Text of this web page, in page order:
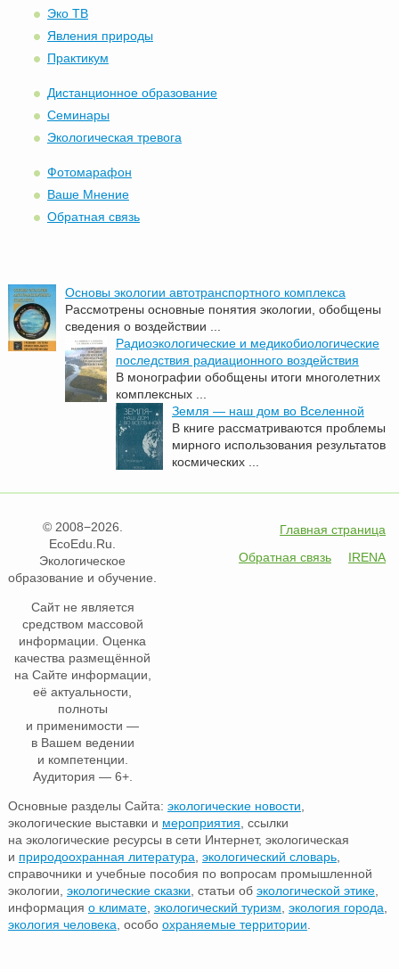
Эко ТВ
Явления природы
Практикум
Дистанционное образование
Семинары
Экологическая тревога
Фотомарафон
Ваше Мнение
Обратная связь
Основы экологии автотранспортного комплекса
Рассмотрены основные понятия экологии, обобщены
сведения о воздействии ...
Радиоэкологические и медикобиологические
последствия радиационного воздействия
В монографии обобщены итоги многолетних
комплексных ...
Земля — наш дом во Вселенной
В книге рассматриваются проблемы
мирного использования результатов
космических ...
© 2008−2026.
EcoEdu.Ru.
Экологическое
образование и обучение.
Сайт не является
средством массовой
информации. Оценка
качества размещённой
на Сайте информации,
её актуальности,
полноты
и применимости —
в Вашем ведении
и компетенции.
Аудитория — 6+.
Главная страница
Обратная связь
IRENA
Основные разделы Сайта: экологические новости,
экологические выставки и мероприятия, ссылки
на экологические ресурсы в сети Интернет, экологическая
и природоохранная литература, экологический словарь,
справочники и учебные пособия по вопросам промышленной
экологии, экологические сказки, статьи об экологической этике,
информация о климате, экологический туризм, экология города,
экология человека, особо охраняемые территории.